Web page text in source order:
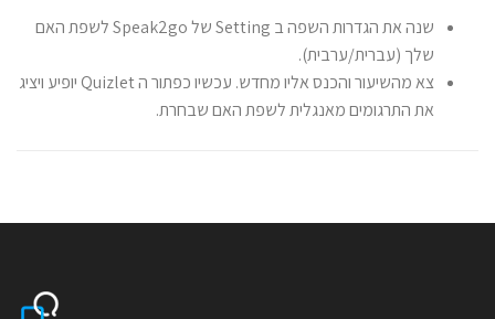
שנה את הגדרות השפה ב Setting של Speak2go לשפת האם
שלך (עברית/ערבית).
צא מהשיעור והכנס אליו מחדש. עכשיו כפתור ה Quizlet יופיע ויציג
את התרגומים מאנגלית לשפת האם שבחרת.